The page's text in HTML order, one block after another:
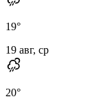
19°
19 авг, ср
20°